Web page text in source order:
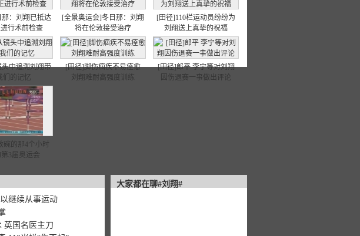
：刘翔已抵达
行术前检查
[全景奥运会]冬日那：刘翔
将在伦敦接受治疗
[田径]110栏运动员纷纷为
刘翔送上真挚的祝福
中追溯刘翔带
们的记忆
[田径]脚伤痼疾不易痊愈
刘翔难耐高强度训练
[田径]郎平 李宁等对刘翔
因伤退赛一事做出评论
碗的那4个小时
3届奥运会
继续从事运动
英国名医主刀
大家都在聊#刘翔#